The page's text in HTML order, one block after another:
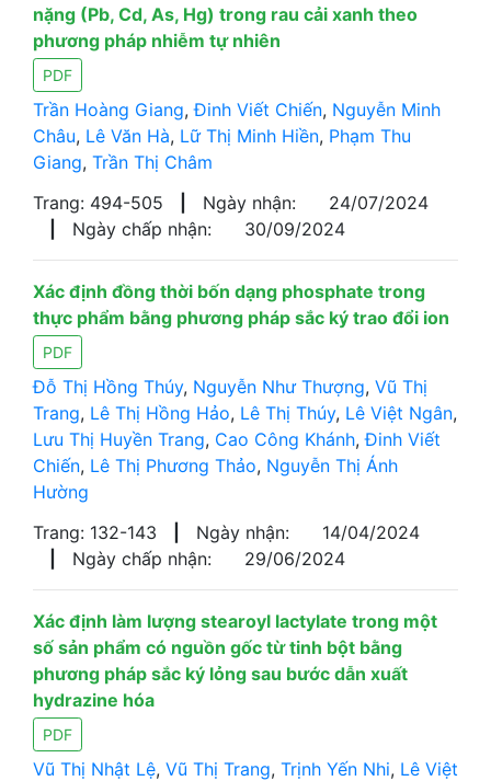
nặng (Pb, Cd, As, Hg) trong rau cải xanh theo
phương pháp nhiễm tự nhiên
PDF
Trần Hoàng Giang,Đinh Viết Chiến, Nguyễn Minh
Châu, Lê Văn Hà, Lữ Thị Minh Hiền, Phạm Thu
Giang, Trần Thị Châm
Trang: 494-505
Ngày nhận:
24/07/2024
Ngày chấp nhận: 30/09/2024
Xác định đồng thời bốn dạng phosphate trong
thực phẩm bằng phương pháp sắc ký trao đổi ion
PDF
Đỗ Thị Hồng Thúy, Nguyễn Như Thượng, Vũ Thị
Trang, Lê Thị Hồng Hảo, Lê Thị Thúy, Lê Việt Ngân,
Lưu Thị Huyền Trang, Cao Công Khánh,Đinh Viết
Chiến, Lê Thị Phương Thảo, Nguyễn Thị Ánh
Hường
Trang: 132-143
Ngày nhận:
14/04/2024
Ngày chấp nhận: 29/06/2024
Xác định làm lượng stearoyl lactylate trong một
số sản phẩm có nguồn gốc từ tinh bột bằng
phương pháp sắc ký lỏng sau bước dẫn xuất
hydrazine hóa
PDF
Vũ Thị Nhật Lệ, Vũ Thị Trang, Trịnh Yến Nhi, Lê Việt